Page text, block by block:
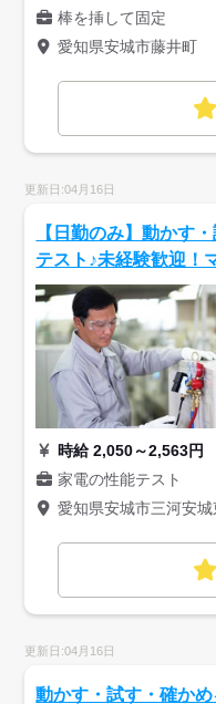
棒を挿して固定
愛知県安城市藤井町
更新日:04月16日
【日勤のみ】動かす
テスト♪未経験歓迎！
時給 2,050～2,563円
家電の性能テスト
愛知県安城市三河安城
更新日:04月16日
動かす・試す・確か